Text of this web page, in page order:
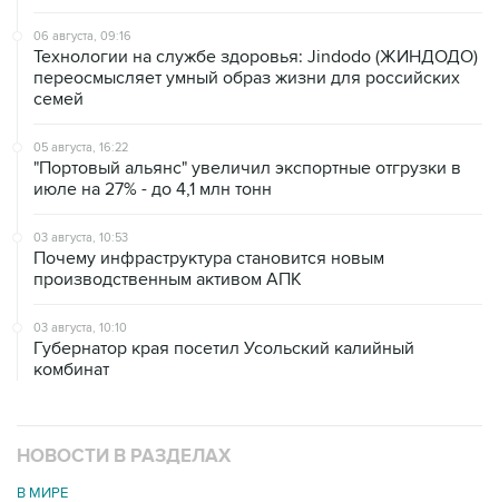
06 августа, 09:16
Технологии на службе здоровья: Jindodo (ЖИНДОДО)
переосмысляет умный образ жизни для российских
семей
05 августа, 16:22
"Портовый альянс" увеличил экспортные отгрузки в
июле на 27% - до 4,1 млн тонн
03 августа, 10:53
Почему инфраструктура становится новым
производственным активом АПК
03 августа, 10:10
Губернатор края посетил Усольский калийный
комбинат
НОВОСТИ В РАЗДЕЛАХ
В МИРЕ